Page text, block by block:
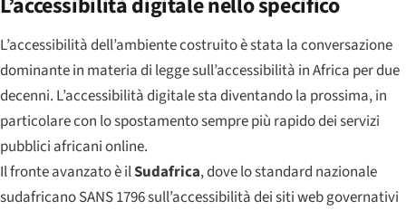
L’accessibilità dell’ambiente costruito è stata la conversazione
dominante in materia di legge sull’accessibilità in Africa per due
decenni. L’accessibilità digitale sta diventando la prossima, in
particolare con lo spostamento sempre più rapido dei servizi
pubblici africani online.
Il fronte avanzato è ilSudafrica, dove lo standard nazionale
sudafricano SANS 1796 sull’accessibilità dei siti web governativi